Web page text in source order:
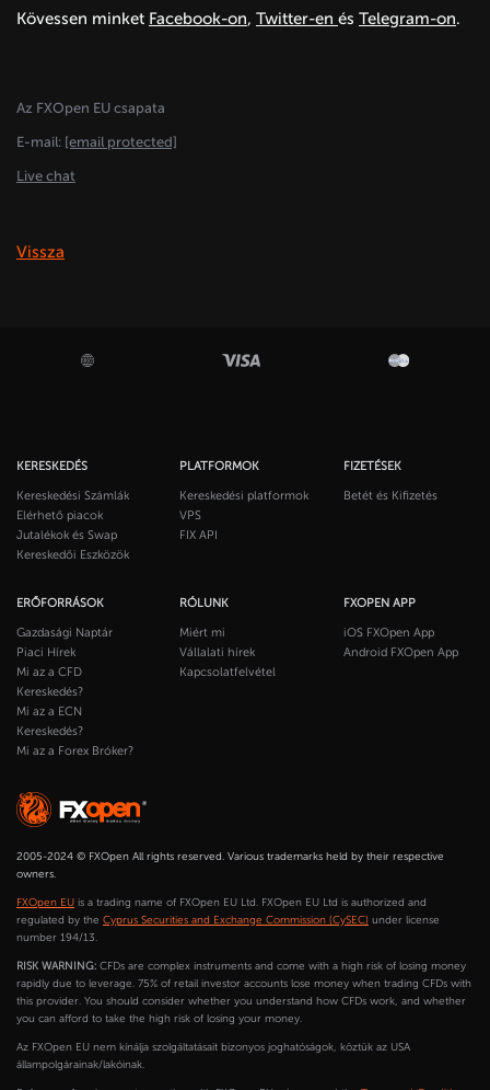
Kövessen minket Facebook-on, Twitter-en és Telegram-on.
Az FXOpen EU csapata
E-mail: [email protected]
Live chat
Vissza
KERESKEDÉS
Kereskedési Számlák
Elérhető piacok
Jutalékok és Swap
Kereskedői Eszközök
PLATFORMOK
Kereskedési platformok
VPS
FIX API
FIZETÉSEK
Betét és Kifizetés
ERŐFORRÁSOK
Gazdasági Naptár
Piaci Hírek
Mi az a CFD
Kereskedés?
Mi az a ECN
Kereskedés?
Mi az a Forex Bróker?
RÓLUNK
Miért mi
Vállalati hírek
Kapcsolatfelvétel
FXOPEN APP
iOS FXOpen App
Android FXOpen App
2005-2024 © FXOpen All rights reserved. Various trademarks held by their respective
owners.
FXOpen EU is a trading name of FXOpen EU Ltd. FXOpen EU Ltd is authorized and
regulated by the Cyprus Securities and Exchange Commission (CySEC) under license
number 194/13.
RISK WARNING: CFDs are complex instruments and come with a high risk of losing money
rapidly due to leverage. 75% of retail investor accounts lose money when trading CFDs with
this provider. You should consider whether you understand how CFDs work, and whether
you can afford to take the high risk of losing your money.
Az FXOpen EU nem kínálja szolgáltatásait bizonyos joghatóságok, köztük az USA
állampolgárainak/lakóinak.